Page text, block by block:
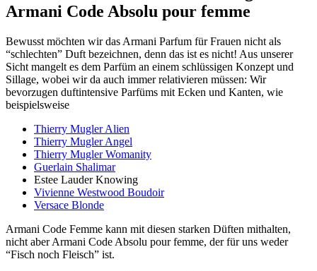
Armani Code Absolu pour femme
Bewusst möchten wir das Armani Parfum für Frauen nicht als
“schlechten” Duft bezeichnen, denn das ist es nicht! Aus unserer
Sicht mangelt es dem Parfüm an einem schlüssigen Konzept und
Sillage, wobei wir da auch immer relativieren müssen: Wir
bevorzugen duftintensive Parfüms mit Ecken und Kanten, wie
beispielsweise
Thierry Mugler Alien
Thierry Mugler Angel
Thierry Mugler Womanity
Guerlain Shalimar
Estee Lauder Knowing
Vivienne Westwood Boudoir
Versace Blonde
Armani Code Femme kann mit diesen starken Düften mithalten,
nicht aber Armani Code Absolu pour femme, der für uns weder
“Fisch noch Fleisch” ist.